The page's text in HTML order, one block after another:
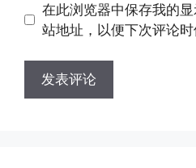
址
址
在此浏览器中保存我的
站地址，以便下次评论时